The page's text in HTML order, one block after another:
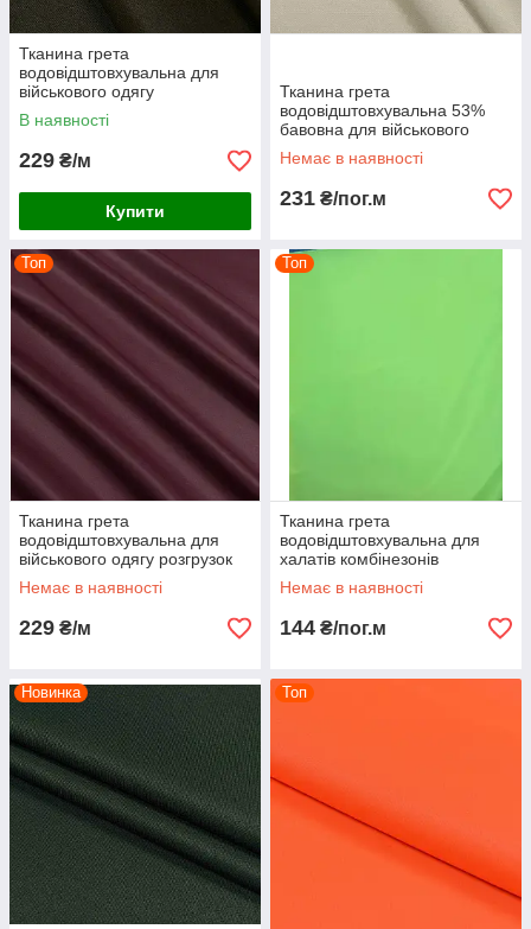
Тканина грета
водовідштовхувальна для
військового одягу
бронежилетів
розвантажувань плеча
В наявності
229 ₴/м
Купити
Тканина грета
водовідштовхувальна 53%
бавовна для військового
одягу комбінезонів спецодежі
костюмів роби бежева
Немає в наявності
231 ₴/пог.м
Топ
Тканина грета
водовідштовхувальна для
військового одягу розгрузок
спецодягу сумок рюкзаків
бордова
Немає в наявності
229 ₴/м
Топ
Тканина грета
водовідштовхувальна для
халатів комбінезонів
спецодягу комбінезонів роби
салатова люмінісцентна
Немає в наявності
144 ₴/пог.м
Новинка Топ